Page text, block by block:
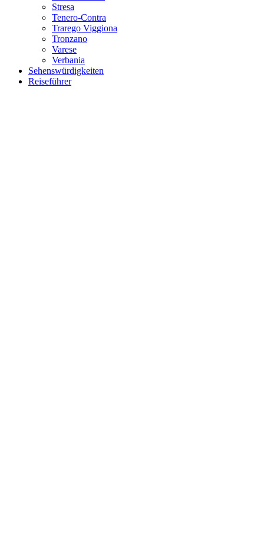
Stresa
Tenero-Contra
Trarego Viggiona
Tronzano
Varese
Verbania
Sehenswürdigkeiten
Reiseführer